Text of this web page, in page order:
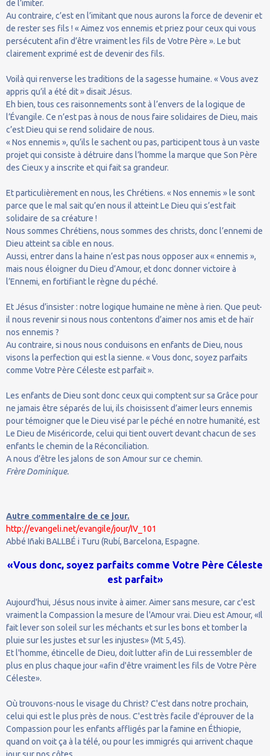
de l’imiter.
Au contraire, c’est en l’imitant que nous aurons la force de devenir et
de rester ses fils ! « Aimez vos ennemis et priez pour ceux qui vous
persécutent afin d’être vraiment les fils de Votre Père ». Le but
clairement exprimé est de devenir des fils.
Voilà qui renverse les traditions de la sagesse humaine. « Vous avez
appris qu’il a été dit » disait Jésus.
Eh bien, tous ces raisonnements sont à l’envers de la logique de
l’Évangile. Ce n’est pas à nous de nous faire solidaires de Dieu, mais
c’est Dieu qui se rend solidaire de nous.
« Nos ennemis », qu’ils le sachent ou pas, participent tous à un vaste
projet qui consiste à détruire dans l’homme la marque que Son Père
des Cieux y a inscrite et qui fait sa grandeur.
Et particulièrement en nous, les Chrétiens. « Nos ennemis » le sont
parce que le mal sait qu’en nous il atteint Le Dieu qui s’est fait
solidaire de sa créature !
Nous sommes Chrétiens, nous sommes des christs, donc l’ennemi de
Dieu atteint sa cible en nous.
Aussi, entrer dans la haine n’est pas nous opposer aux « ennemis »,
mais nous éloigner du Dieu d’Amour, et donc donner victoire à
l’Ennemi, en fortifiant le règne du péché.
Et Jésus d’insister : notre logique humaine ne mène à rien. Que peut-
il nous revenir si nous nous contentons d’aimer nos amis et de haïr
nos ennemis ?
Au contraire, si nous nous conduisons en enfants de Dieu, nous
visons la perfection qui est la sienne. « Vous donc, soyez parfaits
comme Votre Père Céleste est parfait ».
Les enfants de Dieu sont donc ceux qui comptent sur sa Grâce pour
ne jamais être séparés de lui, ils choisissent d’aimer leurs ennemis
pour témoigner que le Dieu visé par le péché en notre humanité, est
Le Dieu de Miséricorde, celui qui tient ouvert devant chacun de ses
enfants le chemin de la Réconciliation.
A nous d’être les jalons de son Amour sur ce chemin.
Frère Dominique.
Autre commentaire de ce jour.
http://evangeli.net/evangile/jour/IV_101
Abbé Iñaki BALLBÉ i Turu (Rubí, Barcelona, Espagne.
«Vous donc, soyez parfaits comme Votre Père Céleste
est parfait»
Aujourd'hui, Jésus nous invite à aimer. Aimer sans mesure, car c'est
vraiment la Compassion la mesure de l'Amour vrai. Dieu est Amour, «Il
fait lever son soleil sur les méchants et sur les bons et tomber la
pluie sur les justes et sur les injustes» (Mt 5,45).
Et l'homme, étincelle de Dieu, doit lutter afin de Lui ressembler de
plus en plus chaque jour «afin d'être vraiment les fils de Votre Père
Céleste».
Où trouvons-nous le visage du Christ? C'est dans notre prochain,
celui qui est le plus près de nous. C'est très facile d'éprouver de la
Compassion pour les enfants affligés par la famine en Éthiopie,
quand on voit ça à la télé, ou pour les immigrés qui arrivent chaque
jour sur nos côtes.